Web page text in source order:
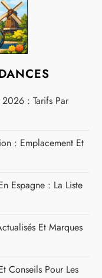
: Tarifs Par
: Emplacement Et
Espagne : La Liste
Et Marques
Conseils Pour Les